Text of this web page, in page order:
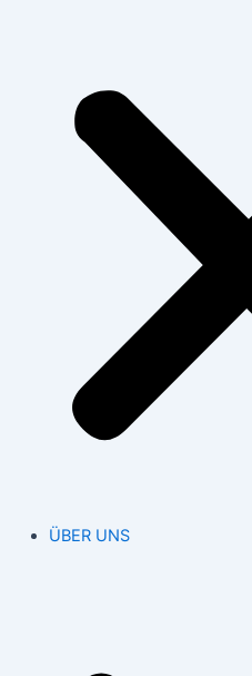
ÜBER UNS